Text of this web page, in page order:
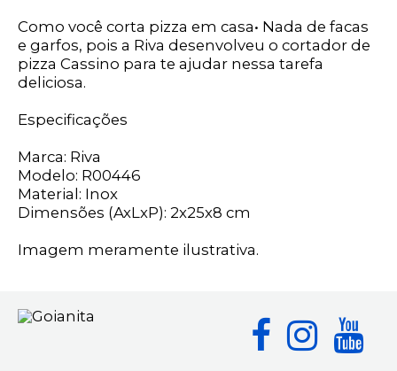
Como você corta pizza em casa• Nada de facas
e garfos, pois a Riva desenvolveu o cortador de
pizza Cassino para te ajudar nessa tarefa
deliciosa.
Especificações
Marca: Riva
Modelo: R00446
Material: Inox
Dimensões (AxLxP): 2x25x8 cm
Imagem meramente ilustrativa.